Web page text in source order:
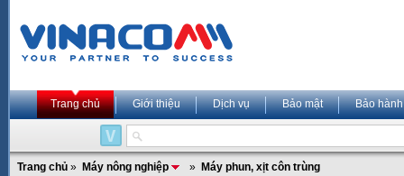
Trang chủ Giới thiệu Dịch vụ Bảo mật Bảo hành
Trang chủ » Máy nông nghiệp » Máy phun, xịt côn trùng